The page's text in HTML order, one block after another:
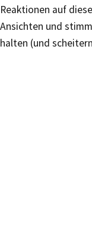
Reaktionen auf
Ansichten und
halten (und